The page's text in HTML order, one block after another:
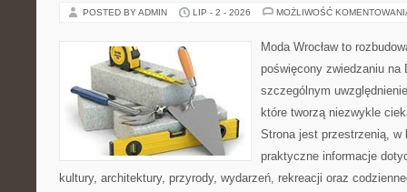
POSTED BY ADMIN LIP - 2 - 2026 MOŻLIWOŚĆ
Moda Wrocław to
poświęcony zwiedzaniu na
szczególnym
które tworzą niezwykle
Strona jest przestrzenią,
praktyczne informacje
kultury, architektury, przyrody, wydarzeń, rekreacji oraz